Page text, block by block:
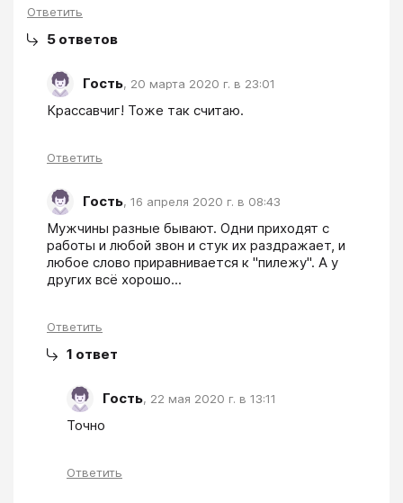
Ответить
5 ответов
Гость, 20 марта 2020 г. в 23:01
Крассавчиг! Тоже так считаю.
Ответить
Гость, 16 апреля 2020 г. в 08:43
Мужчины разные бывают. Одни приходят с
работы и любой звон и стук их раздражает, и
любое слово приравнивается к "пилежу". А у
других всё хорошо...
Ответить
1 ответ
Гость, 22 мая 2020 г. в 13:11
Точно
Ответить